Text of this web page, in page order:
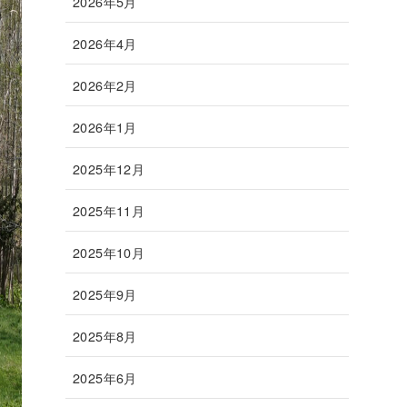
2026年4月
2026年2月
2026年1月
2025年12月
2025年11月
2025年10月
2025年9月
2025年8月
2025年6月